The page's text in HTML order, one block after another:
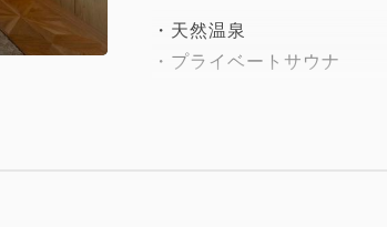
・天然温泉
・プライベートサウナ
・キャスト・ミラーリ